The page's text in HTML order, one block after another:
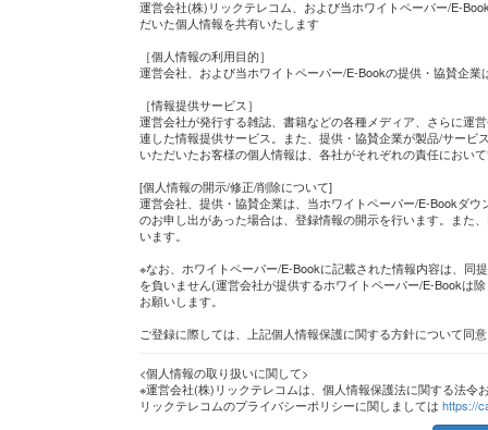
運営会社(株)リックテレコム、および当ホワイトペーパー/E-
だいた個人情報を共有いたします
［個人情報の利用目的］
運営会社、および当ホワイトペーパー/E-Bookの提供・協賛企
［情報提供サービス］
運営会社が発行する雑誌、書籍などの各種メディア、さらに運
連した情報提供サービス。また、提供・協賛企業が製品/サー
いただいたお客様の個人情報は、各社がそれぞれの責任におい
[個人情報の開示/修正/削除について]
運営会社、提供・協賛企業は、当ホワイトペーパー/E-Bookダ
のお申し出があった場合は、登録情報の開示を行います。また
います。
※なお、ホワイトペーパー/E-Bookに記載された情報内容は、同
を負いません(運営会社が提供するホワイトペーパー/E-Bookは
お願いします。
ご登録に際しては、上記個人情報保護に関する方針について同
<個人情報の取り扱いに関して>
※運営会社(株)リックテレコムは、個人情報保護法に関する法令
リックテレコムのプライバシーポリシーに関しましては https://